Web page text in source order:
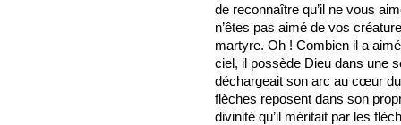
de reconnaître qu’il ne vous
n’êtes pas aimé de vos
martyre. Oh ! Combien il a
ciel, il possède Dieu dans une
déchargeait son arc au cœur
flèches reposent dans son
divinité qu’il méritait par les